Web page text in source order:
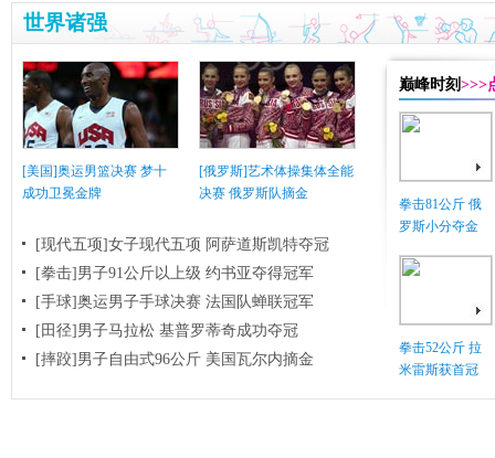
世界诸强
[美国]奥运男篮决赛 梦十
成功卫冕金牌
[俄罗斯]艺术体操集体全能
决赛 俄罗斯队摘金
[现代五项]女子现代五项 阿萨道斯凯特夺冠
[拳击]男子91公斤以上级 约书亚夺得冠军
[手球]奥运男子手球决赛 法国队蝉联冠军
[田径]男子马拉松 基普罗蒂奇成功夺冠
[摔跤]男子自由式96公斤 美国瓦尔内摘金
巅峰时刻>>>
拳击81公斤 俄
罗斯小分夺金
拳击52公斤 拉
米雷斯获首冠